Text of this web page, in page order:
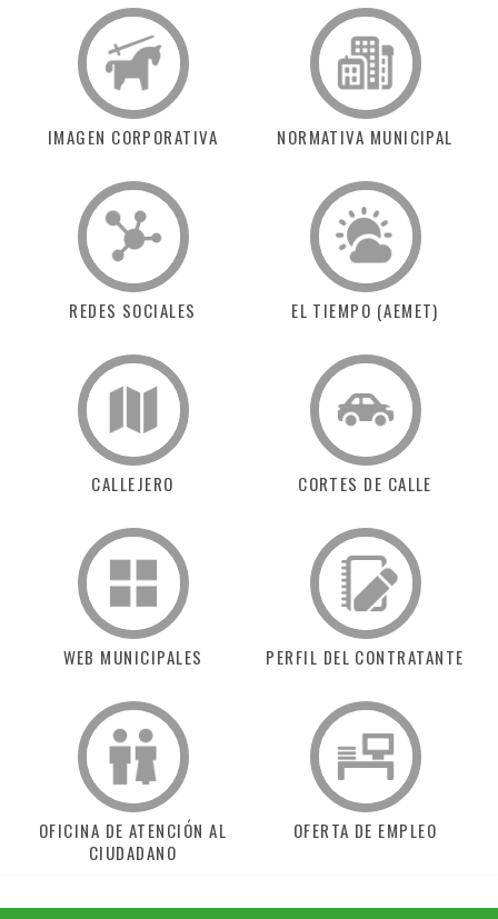
IMAGEN CORPORATIVA NORMATIVA MUNICIPAL
REDES SOCIALES EL TIEMPO (AEMET)
CALLEJERO CORTES DE CALLE
WEB MUNICIPALES PERFIL DEL CONTRATANTE
OFICINA DE ATENCIÓN AL
CIUDADANO
OFERTA DE EMPLEO